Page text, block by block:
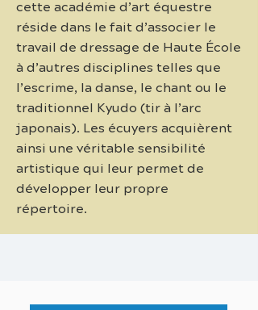
cette académie d’art équestre
réside dans le fait d’associer le
travail de dressage de Haute École
à d’autres disciplines telles que
l’escrime, la danse, le chant ou le
traditionnel Kyudo (tir à l’arc
japonais). Les écuyers acquièrent
ainsi une véritable sensibilité
artistique qui leur permet de
développer leur propre
répertoire.